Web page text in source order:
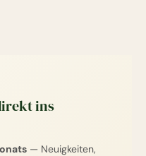
ins
— Neuigkeiten,